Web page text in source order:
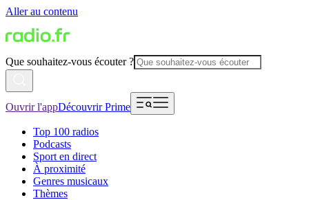
Aller au contenu
Que souhaitez-vous écouter ?
Ouvrir l'appDécouvrir Prime
Top 100 radios
Podcasts
Sport en direct
À proximité
Genres musicaux
Thèmes